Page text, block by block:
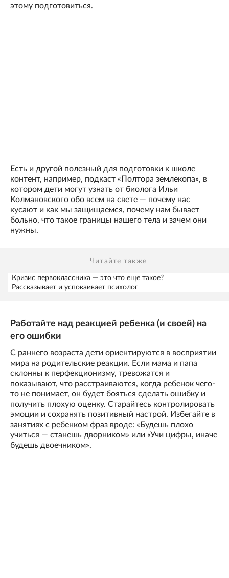
этому подготовиться.
Есть и другой полезный для подготовки к школе
контент, например, подкаст «Полтора землекопа», в
котором дети могут узнать от биолога Ильи
Колмановского обо всем на свете — почему нас
кусают и как мы защищаемся, почему нам бывает
больно, что такое границы нашего тела и зачем они
нужны.
Читайте также
Кризис первоклассника — это что еще такое?
Рассказывает и успокаивает психолог
Работайте над реакцией ребенка (и своей) на
его ошибки
С раннего возраста дети ориентируются в восприятии
мира на родительские реакции. Если мама и папа
склонны к перфекционизму, тревожатся и
показывают, что расстраиваются, когда ребенок чего-
то не понимает, он будет бояться сделать ошибку и
получить плохую оценку. Старайтесь контролировать
эмоции и сохранять позитивный настрой. Избегайте в
занятиях с ребенком фраз вроде: «Будешь плохо
учиться — станешь дворником» или «Учи цифры, иначе
будешь двоечником».